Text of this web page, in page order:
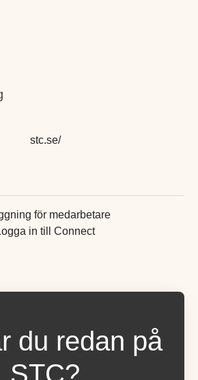
stc.se/
för medarbetare
in till Connect
du redan på
STC?